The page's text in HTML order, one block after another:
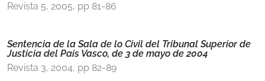
Revista 5, 2005, pp 81-86
Sentencia de la Sala de lo Civil del Tribunal Superior de
Justicia del País Vasco, de 3 de mayo de 2004
Revista 3, 2004, pp 82-89